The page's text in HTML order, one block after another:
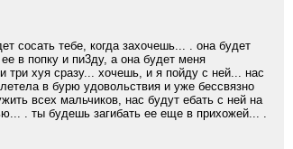
сосать тебе, когда захочешь... . она будет
в попку и пи3ду, а она будет меня
xyя сразу... хочешь, и я пойду с ней... нас
в бурю удовольствия и уже бессвязно
всех мальчиков, нас будут eбать с ней на
. ты будешь загибать ее еще в прихожей... .